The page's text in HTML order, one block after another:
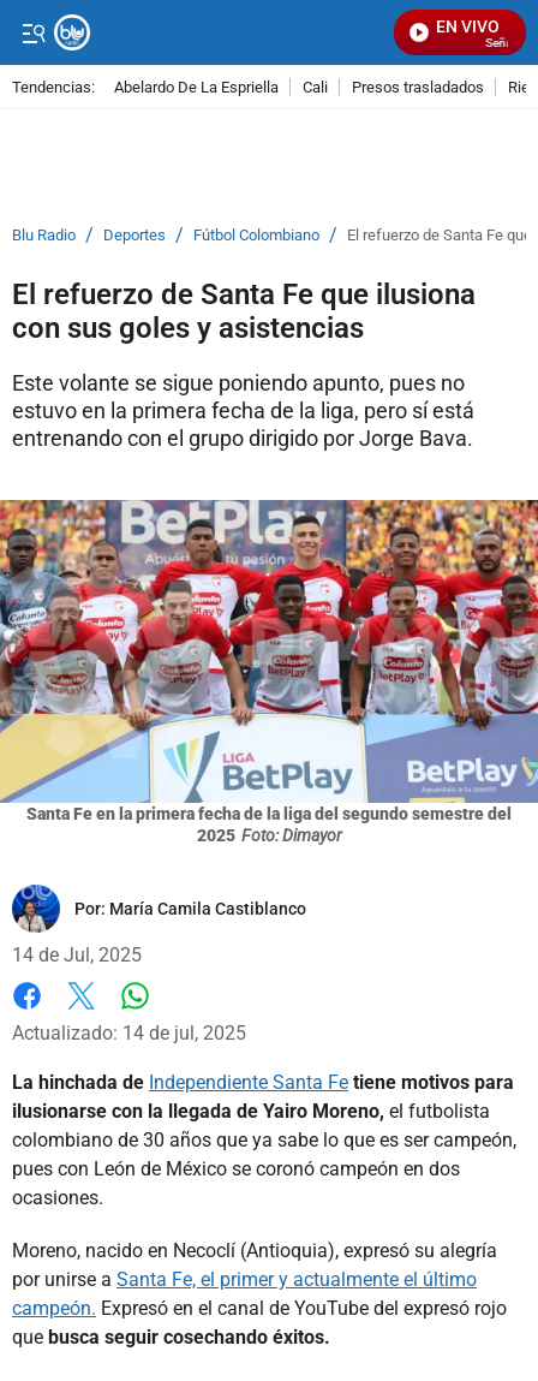
EN VIVO
Señal
Tendencias: Abelardo De La Espriella Cali Presos trasladados
Blu Radio / Deportes / Fútbol Colombiano / El refuerzo de Santa Fe
El refuerzo de Santa Fe que ilusiona
con sus goles y asistencias
Este volante se sigue poniendo apunto, pues no
estuvo en la primera fecha de la liga, pero sí está
entrenando con el grupo dirigido por Jorge Bava.
Santa Fe en la primera fecha de la liga del segundo semestre del
2025 Foto: Dimayor
Por: María Camila Castiblanco
14 de Jul, 2025
Facebook
X
Actualizado: 14 de jul, 2025
La hinchada de Independiente Santa Fe tiene motivos para
ilusionarse con la llegada de Yairo Moreno, el futbolista
colombiano de 30 años que ya sabe lo que es ser campeón,
pues con León de México se coronó campeón en dos
ocasiones.
Moreno, nacido en Necoclí (Antioquia), expresó su alegría
por unirse a Santa Fe, el primer y actualmente el último
campeón. Expresó en el canal de YouTube del expresó rojo
que busca seguir cosechando éxitos.